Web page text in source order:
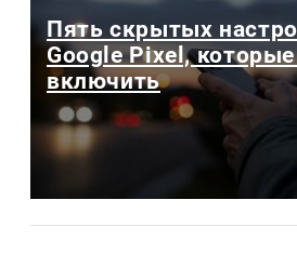
Пять скрытых
Google Pixel,
включить